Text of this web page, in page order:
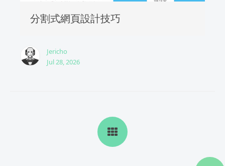
分割式網頁設計技巧
Jericho
Jul 28, 2026